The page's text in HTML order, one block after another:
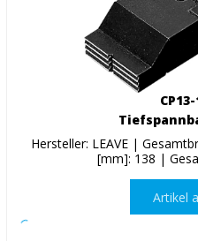
Hersteller: LEAVE |
[mm]: 138 |
Artikel